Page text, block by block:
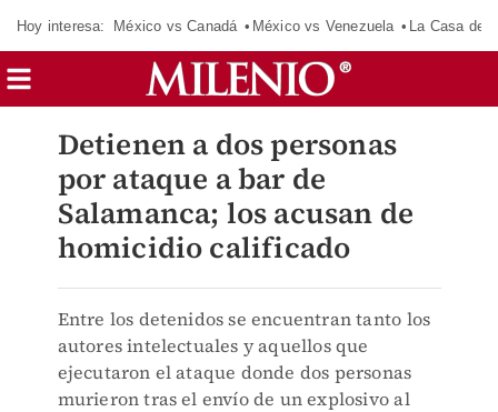
Hoy interesa: México vs Canadá México vs Venezuela La Casa de
Detienen a dos personas
por ataque a bar de
Salamanca; los acusan de
homicidio calificado
Entre los detenidos se encuentran tanto los
autores intelectuales y aquellos que
ejecutaron el ataque donde dos personas
murieron tras el envío de un explosivo al